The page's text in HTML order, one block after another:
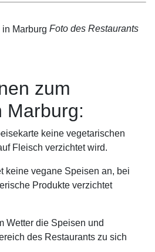
Foto des Restaurants
zum
Marburg:
keine vegetarischen
Fleisch verzichtet wird.
keine vegane Speisen an, bei
Produkte verzichtet
Wetter die Speisen und
des Restaurants zu sich